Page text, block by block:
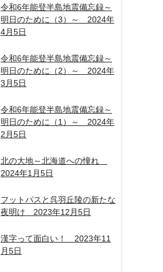
令和6年能登半島地震備忘録～
明日のために（3）～ 2024年
4月5日
令和6年能登半島地震備忘録～
明日のために（2）～ 2024年
3月5日
令和6年能登半島地震備忘録～
明日のために（1）～ 2024年
2月5日
北の大地～北海道への憧れ
2024年1月5日
フットパスと呉羽丘陵の新たな
夜明け 2023年12月5日
漢字って面白い！ 2023年11
月5日